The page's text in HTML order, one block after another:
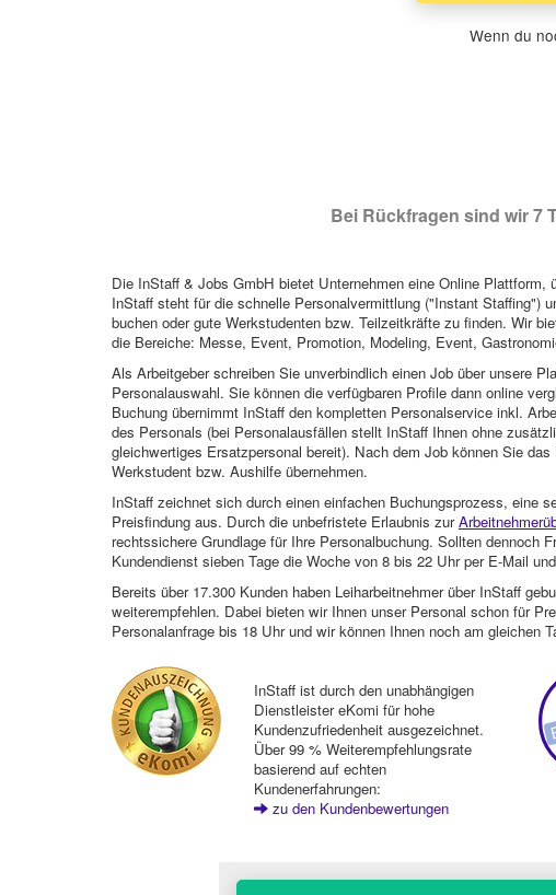
Wenn du
Bei Rückfragen sind wir 7
Die InStaff & Jobs GmbH bietet Unternehmen eine Online Plattform,
InStaff steht für die schnelle Personalvermittlung ("Instant Staffing")
buchen oder gute Werkstudenten bzw. Teilzeitkräfte zu finden. Wir
die Bereiche: Messe, Event, Promotion, Modeling, Event,
Als Arbeitgeber schreiben Sie unverbindlich einen Job über unsere
Personalauswahl. Sie können die verfügbaren Profile dann online
Buchung übernimmt InStaff den kompletten Personalservice inkl.
des Personals (bei Personalausfällen stellt InStaff Ihnen ohne
gleichwertiges Ersatzpersonal bereit). Nach dem Job können Sie
Werkstudent bzw. Aushilfe übernehmen.
InStaff zeichnet sich durch einen einfachen Buchungsprozess, eine
Preisfindung aus. Durch die unbefristete Erlaubnis zur
rechtssichere Grundlage für Ihre Personalbuchung. Sollten dennoch
Kundendienst sieben Tage die Woche von 8 bis 22 Uhr per E-Mail
Bereits über 17.300 Kunden haben Leiharbeitnehmer über InStaff
weiterempfehlen. Dabei bieten wir Ihnen unser Personal schon für
Personalanfrage bis 18 Uhr und wir können Ihnen noch am gleichen
InStaff ist durch den unabhängigen
Dienstleister eKomi für hohe
Kundenzufriedenheit ausgezeichnet.
Über 99 % Weiterempfehlungsrate
basierend auf echten
Kundenerfahrungen:
zu den Kundenbewertungen